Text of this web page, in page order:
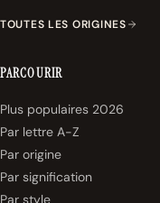
TOUTES LES ORIGINES
PARCOURIR
Plus populaires 2026
Par lettre A-Z
Par origine
Par signification
Par style